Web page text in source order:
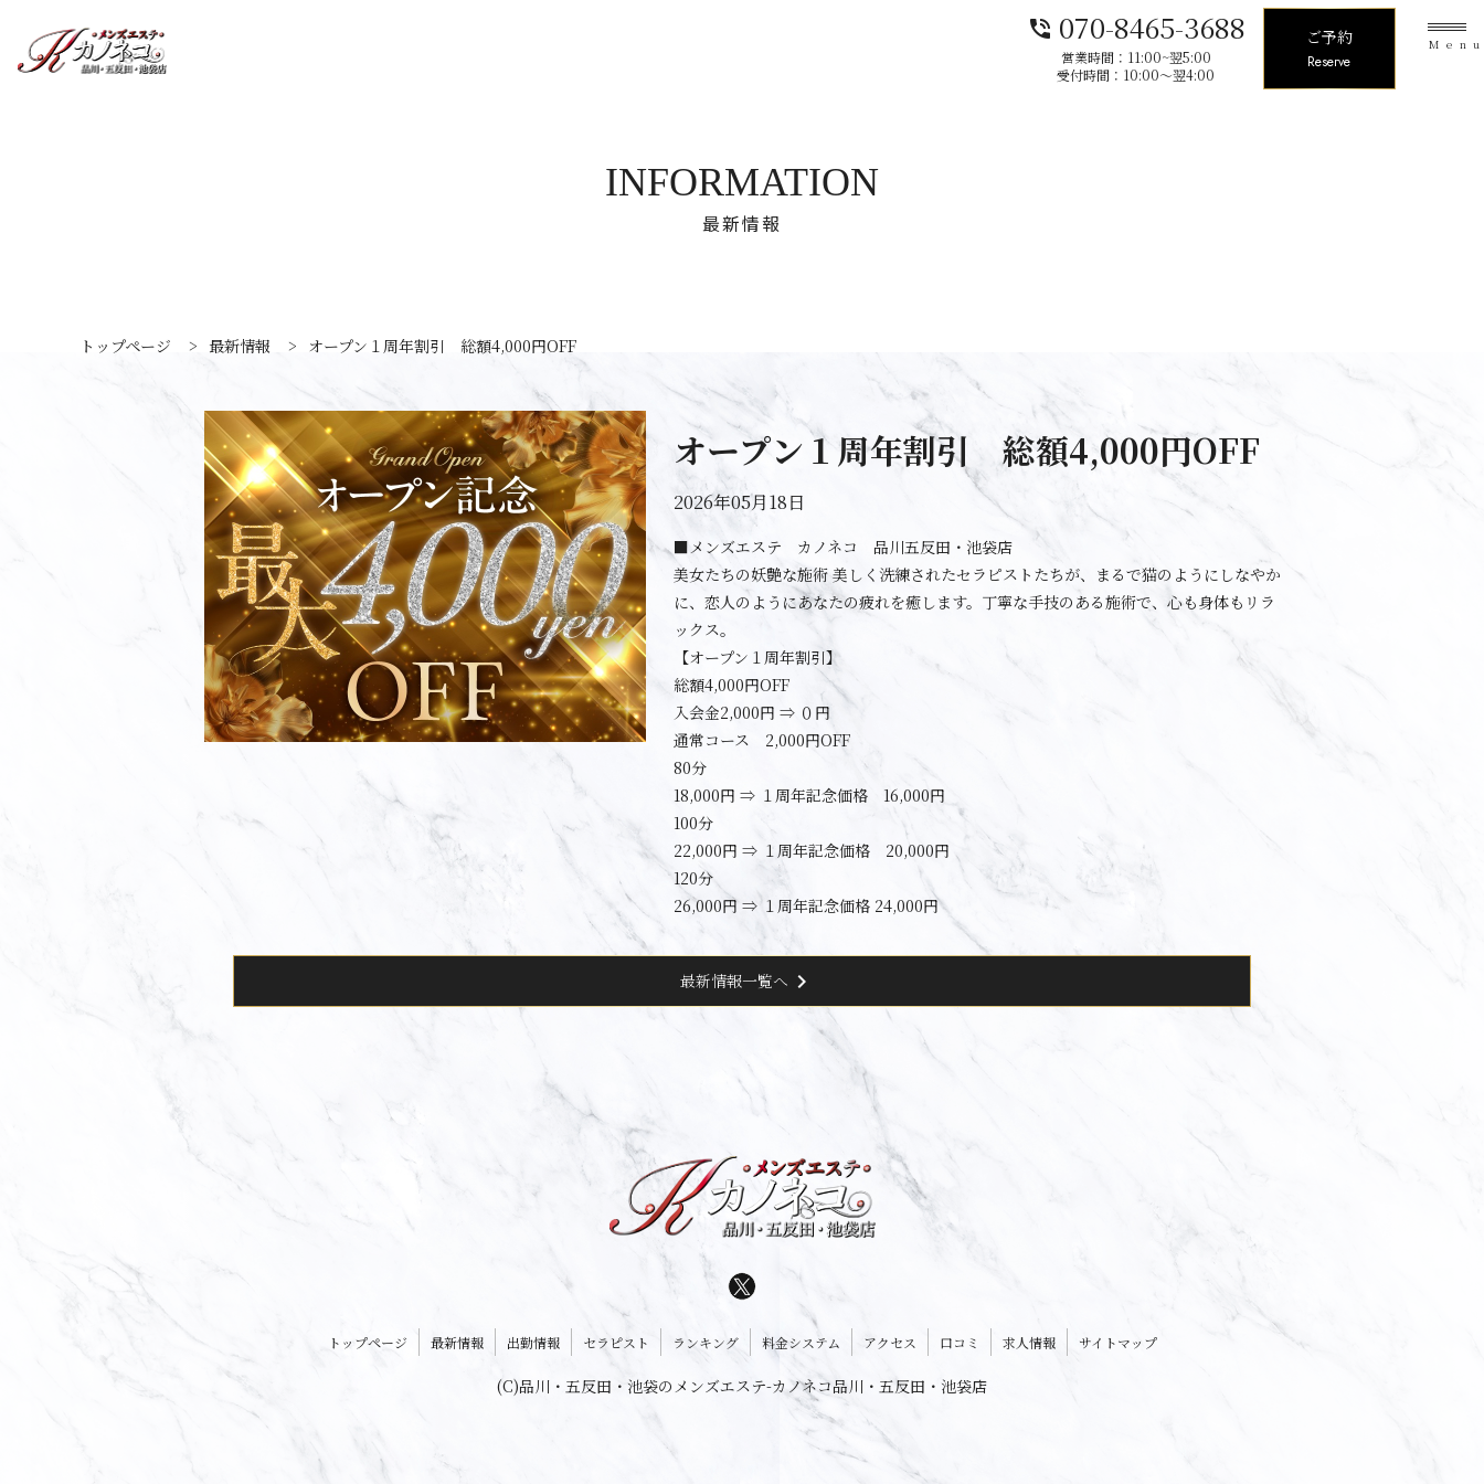
phone_in_talk 070-8465-3688
営業時間：11:00~翌5:00
受付時間：10:00〜翌4:00
ご予約
Reserve
最新情報
INFORMATION
トップページ > 最新情報 > オープン１周年割引 総額4,000円OFF
オープン１周年割引 総額4,000円OFF
2026年05月18日
■メンズエステ カノネコ 品川五反田・池袋店
美女たちの妖艶な施術 美しく洗練されたセラピストたちが、まるで猫のようにしなやか
に、恋人のようにあなたの疲れを癒します。丁寧な手技のある施術で、心も身体もリラ
ックス。
【オープン１周年割引】
総額4,000円OFF
入会金2,000円 ⇒ ０円
通常コース 2,000円OFF
80分
18,000円 ⇒ １周年記念価格 16,000円
100分
22,000円 ⇒ １周年記念価格 20,000円
120分
26,000円 ⇒ １周年記念価格 24,000円
最新情報一覧へ chevron_right
トップページ 最新情報 出勤情報 セラピスト ランキング 料金システム アクセス 口コミ 求人情報 サイトマップ
(C)品川・五反田・池袋のメンズエステ-カノネコ品川・五反田・池袋店